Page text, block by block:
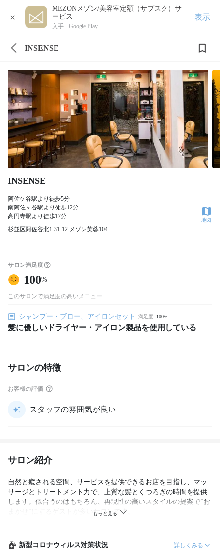
×
MEZONメゾン/美容室定額（サブスク）サ
ービス
入手 - Google Play
表示
INSENSE
INSENSE
阿佐ケ谷駅より徒歩5分
南阿佐ヶ谷駅より徒歩12分
高円寺駅より徒歩17分
杉並区阿佐谷北1-31-12 メゾン芙蓉104
地図
サロン満足度
100%
このサロンで満足度の高いメニュー
シャンプー・ブロー、アイロンセット 満足度 100%
髪に優しいドライヤー・アイロン製品を使用している
サロンの特徴
お客様の評価
スタッフの雰囲気が良い
サロン紹介
自然と癒される空間、サービスを提供できるお店を目指し、マッ
サージとトリートメント力で、上質な髪とくつろぎの時間を提供
します。似合うのはもちろん、再現性の高いスタイルの提案で“お
まかせ”にするゲストが多いサロンです。
術もたっぷり時間をかけて一番いいものをセレクト。「髪をいた
わることの大切さを目で見て確かめてほしい」とモニターを通し
新型コロナウィルス対策状況 詳しくみる